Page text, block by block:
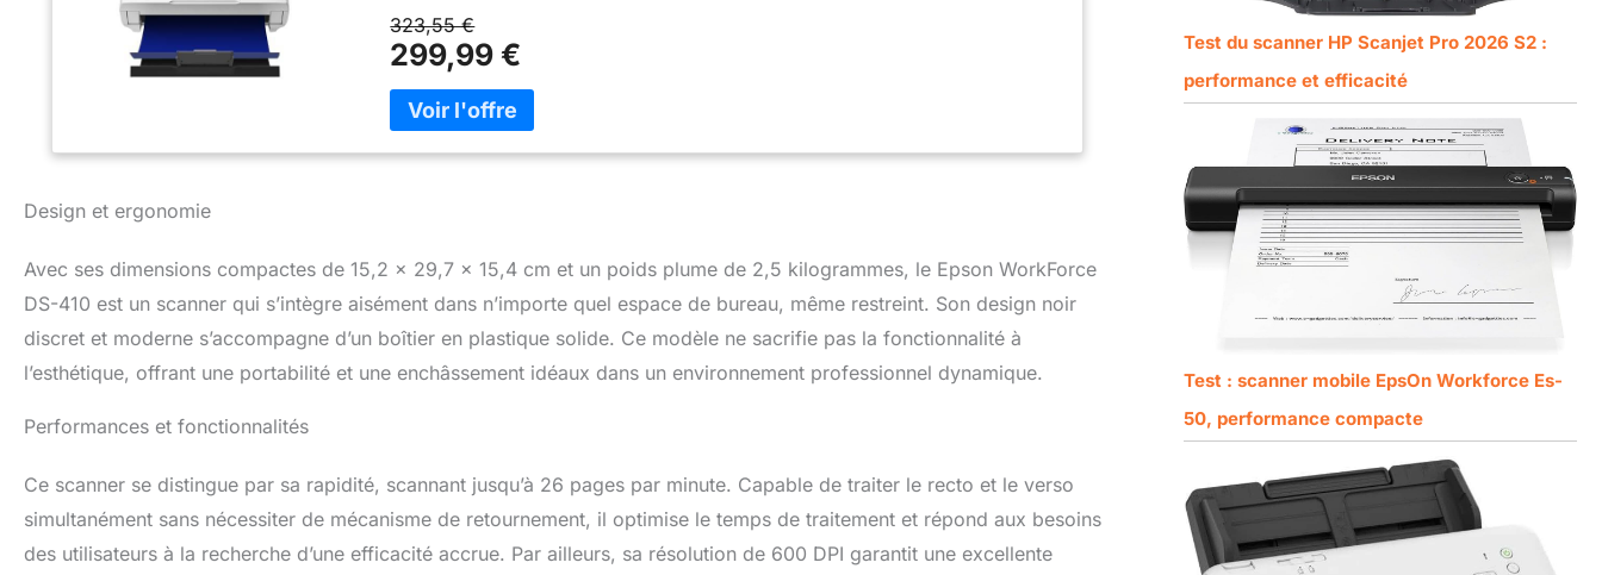
Simplifiez votre flux de travail avec le mode d'alimentation automatique : insérez
des feuilles pour que le scanner démarre. Le chargeur automatique de documents
(ADF) de 50 feuilles permet de numériser rapidement de grandes piles.
Conception robuste et compacte: Le DS-410 est conçu pour résister aux
exigences professionnelles avec une construction robuste et une empreinte
compacte, s'intégrant parfaitement dans les espaces de bureau restreints.
vos besoins. Logiciel de gestion de documents puissant: Avec Document Capture
Pro 2.0, le DS-410 numérise, sépare et achemine les documents à travers
l'entreprise, améliorant ainsi la productivité et rationalisant la gestion des
documents.
323,55 €
299,99 €
Design et ergonomie
Avec ses dimensions compactes de 15,2 x 29,7 x 15,4 cm et un poids plume de 2,5 kilogrammes, le Epson WorkForce
DS-410 est un scanner qui s’intègre aisément dans n’importe quel espace de bureau, même restreint. Son design noir
discret et moderne s’accompagne d’un boîtier en plastique solide. Ce modèle ne sacrifie pas la fonctionnalité à
l’esthétique, offrant une portabilité et une enchâssement idéaux dans un environnement professionnel dynamique.
Performances et fonctionnalités
Ce scanner se distingue par sa rapidité, scannant jusqu’à 26 pages par minute. Capable de traiter le recto et le verso
simultanément sans nécessiter de mécanisme de retournement, il optimise le temps de traitement et répond aux besoins
des utilisateurs à la recherche d’une efficacité accrue. Par ailleurs, sa résolution de 600 DPI garantit une excellente
Test du scanner HP Scanjet Pro 2026 S2 :
performance et efficacité
Test : scanner mobile EpsOn Workforce Es-
50, performance compacte